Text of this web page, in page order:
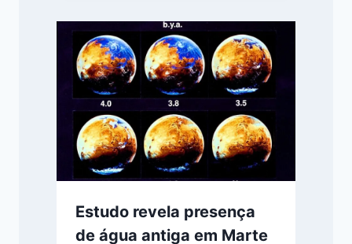
Estudo revela presença
de água antiga em Marte